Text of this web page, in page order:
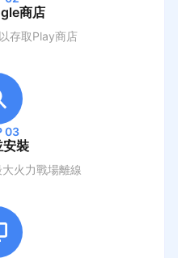
商店
存取Play商店
03
安裝
大火力戰場離線